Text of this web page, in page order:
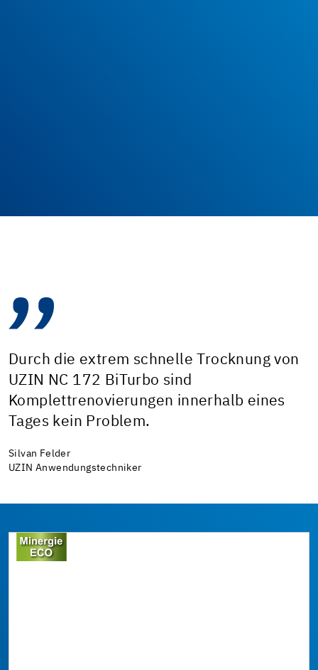
Durch die extrem schnelle Trocknung von
UZIN NC 172 BiTurbo sind
Komplettrenovierungen innerhalb eines
Tages kein Problem.
Silvan Felder
UZIN Anwendungstechniker